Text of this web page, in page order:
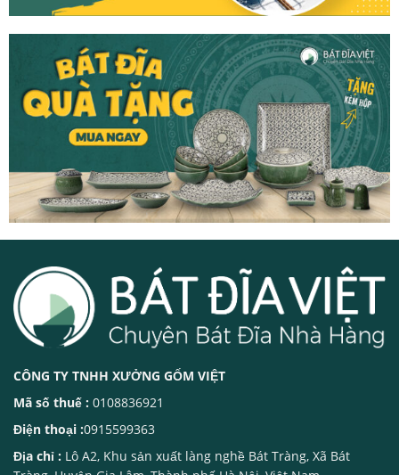
CÔNG TY TNHH XƯỞNG GỐM VIỆT
Mã số thuế : 0108836921
Điện thoại :0915599363
Địa chỉ : Lô A2, Khu sản xuất làng nghề Bát Tràng, Xã Bát